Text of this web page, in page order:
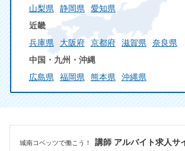
山梨県
静岡県
愛知県
近畿
兵庫県
大阪府 京都府 滋賀県
奈良県
中国・九州・沖縄
広島県
福岡県 熊本県 沖縄県
城南コベッツで働こう！ 講師 アルバイト求人サ